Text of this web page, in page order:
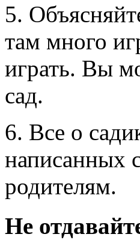
5.
там много
играть. Вы
сад.
6. Все о
написанных
родителям.
Не